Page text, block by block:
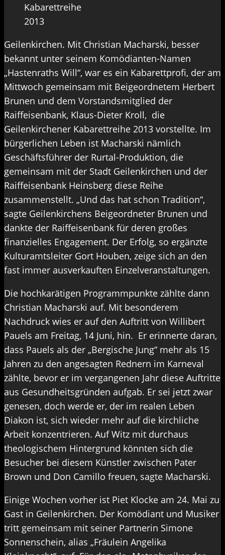
Kabarettreihe
2013
Geilenkirchen. Mit Christian Macharski, besser
bekannt unter seinem Komödianten-Namen
„Hastenraths Will“, war es ein Kabarettprofi, der am
Mittwoch gemeinsam mit Beigeordnetem Herbert
Brunen und dem Vorstandsmitglied der
Raiffeisenbank, Klaus-Dieter Kroll, die
Geilenkirchener Kabarettreihe 2013 vorstellte. Im
bürgerlichen Leben ist Macharski nämlich
Geschäftsführer der Rurtal-Produktion, die
gemeinsam mit der Stadt Geilenkirchen und der
Raiffeisenbank Heinsberg diese Reihe
zusammenstellt. „Und das hat schon Tradition“,
sagte Geilenkirchens Beigeordneter Brunen und
dankte der Raiffeisenbank für deren großes
finanzielles Engagement. Der Erfolg, so ergänzte
Kulturamtsleiter Gort Houben, zeige sich an den
fast immer ausverkauften Einzelveranstaltungen.
Die hochkarätigen Programmpunkte zählte dann
Christian Macharski auf. Mit besonderem
Nachdruck wies er auf den Auftritt von Willibert
Pauels am Freitag, 14 Juni, hin. Er erinnerte daran,
dass Pauels als der „Bergische Jung“ mehr als 15
Jahren zu den angesagten Rednern im Karneval
zählte, bevor er im vergangenen Jahr diese Auftritte
aus Gesundheitsgründen aufgab. Er sei jetzt zwar
genesen, doch werde er, der im realen Leben
Diakon ist, sich wieder mehr auf die kirchliche
Arbeit konzentrieren. Auf Witz mit durchaus
theologischem Hintergrund könnten sich die
Besucher bei diesem Künstler zwischen Pater
Brown und Don Camillo freuen, sagte Macharski.
Einige Wochen vorher ist Piet Klocke am 24. Mai zu
Gast in Geilenkirchen. Der Komödiant und Musiker
tritt gemeinsam mit seiner Partnerin Simone
Sonnenschein, alias „Fräulein Angelika